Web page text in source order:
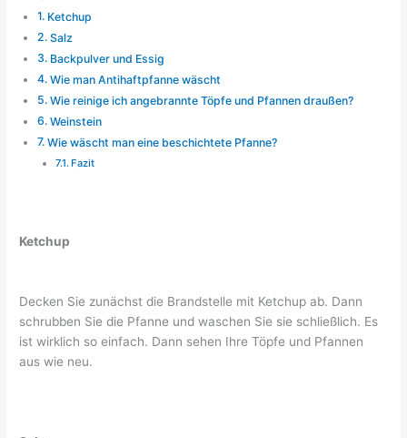
Ketchup
Salz
Backpulver und Essig
Wie man Antihaftpfanne wäscht
Wie reinige ich angebrannte Töpfe und Pfannen draußen?
Weinstein
Wie wäscht man eine beschichtete Pfanne?
Fazit
Ketchup
Decken Sie zunächst die Brandstelle mit Ketchup ab. Dann
schrubben Sie die Pfanne und waschen Sie sie schließlich. Es
ist wirklich so einfach. Dann sehen Ihre Töpfe und Pfannen
aus wie neu.